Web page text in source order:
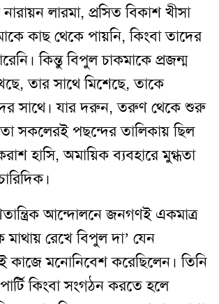
নারায়ন লারমা, প্রসিত বিকাশ খীসা
কাছ থেকে পায়নি, কিংবা তাদের
কিন্তু বিপুল চাকমাকে প্রজন্ম
তার সাথে মিশেছে, তাকে
সাথে। যার দরুন, তরুণ থেকে শুরু
সকলেরই পছন্দের তালিকায় ছিল
হাসি, অমায়িক ব্যবহারে মুগ্ধতা
আন্দোলনে জনগণই একমাত্র
মাথায় রেখে বিপুল দা’ যেন
কাজে মনোনিবেশ করেছিলেন। তিনি
কিংবা সংগঠন করতে হলে